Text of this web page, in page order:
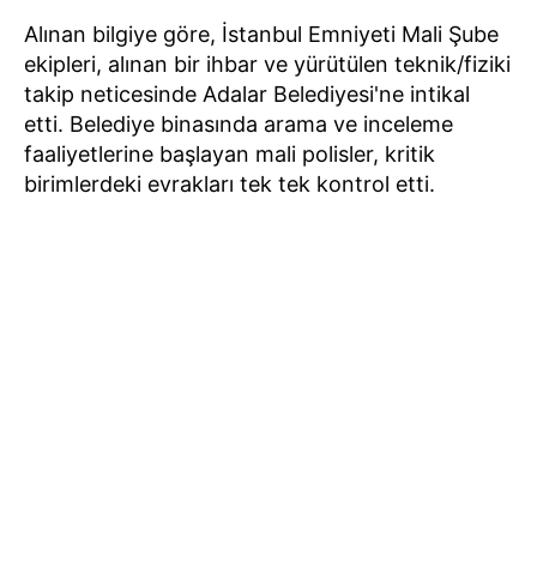
Alınan bilgiye göre, İstanbul Emniyeti Mali Şube
ekipleri, alınan bir ihbar ve yürütülen teknik/fiziki
takip neticesinde Adalar Belediyesi'ne intikal
etti. Belediye binasında arama ve inceleme
faaliyetlerine başlayan mali polisler, kritik
birimlerdeki evrakları tek tek kontrol etti.